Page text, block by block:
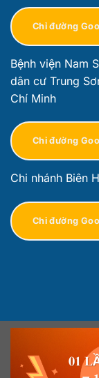
Chỉ đường
Bệnh viện Nam
dân cư Trung
Chí Minh
Chỉ đường
Chi nhánh Biên
Chỉ đường